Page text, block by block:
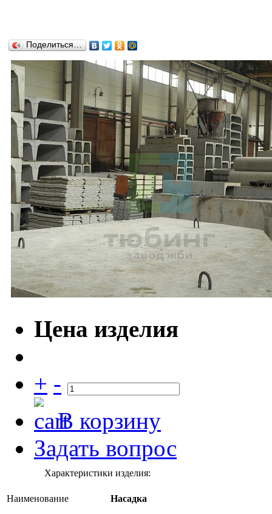
Поделиться…
Цена изделия
+ -
В корзину
Задать вопрос
Характеристики изделия:
Наименование Насадка